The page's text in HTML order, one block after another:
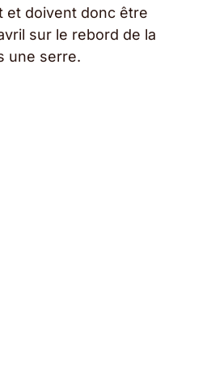
et doivent donc être
sur le rebord de la
une serre.